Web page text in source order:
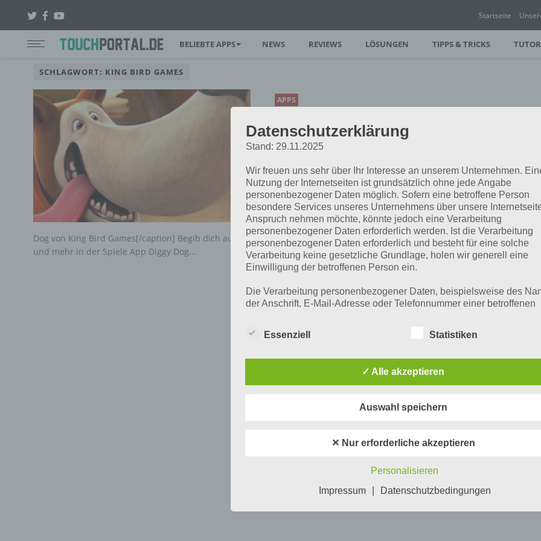
Startseite
BELIEBTE APPS NEWS REVIEWS LÖSUNGEN TIPPS & TRICKS
SCHLAGWORT: KING BIRD GAMES
APPS
DIGGY DOG: GRABEN,
SCHÄTZE FINDEN,
AUSRUHEN – APP FÜR
ANDROID UND IOS
PAUL STELZER-13. JULI 2017
[caption id="attachment_37349"
align="alignright" width="150"] Diggy
Dog von King Bird Games[/caption] Begib dich auf die Suche nach Schätzen, versteckten Relikten
und mehr in der Spiele App Diggy Dog…
Datenschutzerklärung
Stand: 29.11.2025
Wir freuen uns sehr über Ihr Interesse an unserem Unternehmen.
Nutzung der Internetseiten ist grundsätzlich ohne jede Angabe
personenbezogener Daten möglich. Sofern eine betroffene Person
besondere Services unseres Unternehmens über unsere
Anspruch nehmen möchte, könnte jedoch eine Verarbeitung
personenbezogener Daten erforderlich werden. Ist die Verarbeitung
personenbezogener Daten erforderlich und besteht für eine solche
Verarbeitung keine gesetzliche Grundlage, holen wir generell eine
Einwilligung der betroffenen Person ein.
Die Verarbeitung personenbezogener Daten, beispielsweise des
der Anschrift, E-Mail-Adresse oder Telefonnummer einer betroffenen
Datenschutzbestimmungen. Mittels dieser Datenschutzerklärung
informieren. Ferner werden betroffene Personen mittels dieser
Datenschutzerklärung über die ihnen zustehenden Rechte
Wir haben als für die Verarbeitung Verantwortlicher zahlreiche
personenbezogenen Daten sicherzustellen. Dennoch können
aufweisen, sodass ein absoluter Schutz nicht gewährleistet werden
Aus diesem Grund steht es jeder betroffenen Person frei,
personenbezogene Daten auch auf alternativen Wegen,
Essenziell Statistiken
✓ Alle akzeptieren
Auswahl speichern
✕ Nur erforderliche akzeptieren
Personalisieren
Impressum
Datenschutzbedingungen